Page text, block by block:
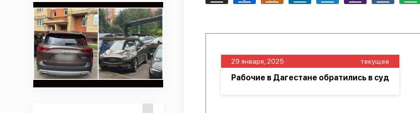
29 января, 2025 текущее
Рабочие в Дагестане обратились в суд